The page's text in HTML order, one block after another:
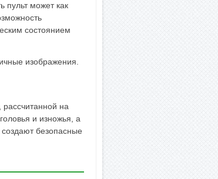
пульт может как
состоянием
изображения.
рассчитанной на
и изножья, а
безопасные